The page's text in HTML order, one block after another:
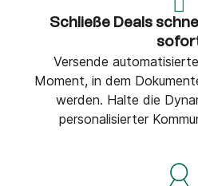
Schließe Deals
Versende
Moment, in dem
werden. Halte die
personalisierter